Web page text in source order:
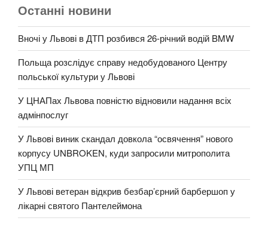
Останні новини
Вночі у Львові в ДТП розбився 26-річний водій BMW
Польща розслідує справу недобудованого Центру
польської культури у Львові
У ЦНАПах Львова повністю відновили надання всіх
адмінпослуг
У Львові виник скандал довкола “освячення” нового
корпусу UNBROKEN, куди запросили митрополита
УПЦ МП
У Львові ветеран відкрив безбар’єрний барбершоп у
лікарні святого Пантелеймона